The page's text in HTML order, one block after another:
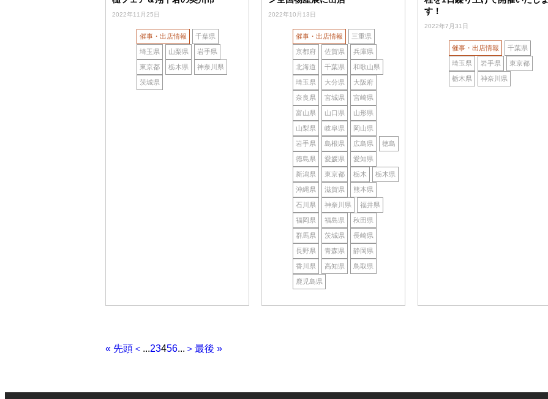
2022年11月25日
催事・出店情報 千葉県
埼玉県 山梨県 岩手県
東京都 栃木県 神奈川県
茨城県
2022年10月13日
催事・出店情報 三重県
京都府 佐賀県 兵庫県
北海道 千葉県 和歌山県
埼玉県 大分県 大阪府
奈良県 宮城県 宮崎県
富山県 山口県 山形県
山梨県 岐阜県 岡山県
岩手県 島根県 広島県 徳島
徳島県 愛媛県 愛知県
新潟県 東京都 栃木 栃木県
沖縄県 滋賀県 熊本県
石川県 神奈川県 福井県
福岡県 福島県 秋田県
群馬県 茨城県 長崎県
長野県 青森県 静岡県
香川県 高知県 鳥取県
鹿児島県
す！
2022年7月31日
催事・出店情報 千葉県
埼玉県 岩手県 東京都
栃木県 神奈川県
« 先頭 ＜ ...23456... ＞ 最後 »